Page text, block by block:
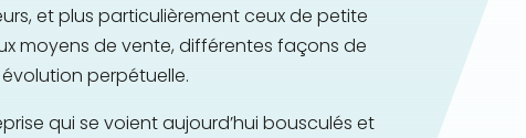
et plus particulièrement ceux de petite
moyens de vente, différentes façons de
perpétuelle.
qui se voient aujourd’hui bousculés et